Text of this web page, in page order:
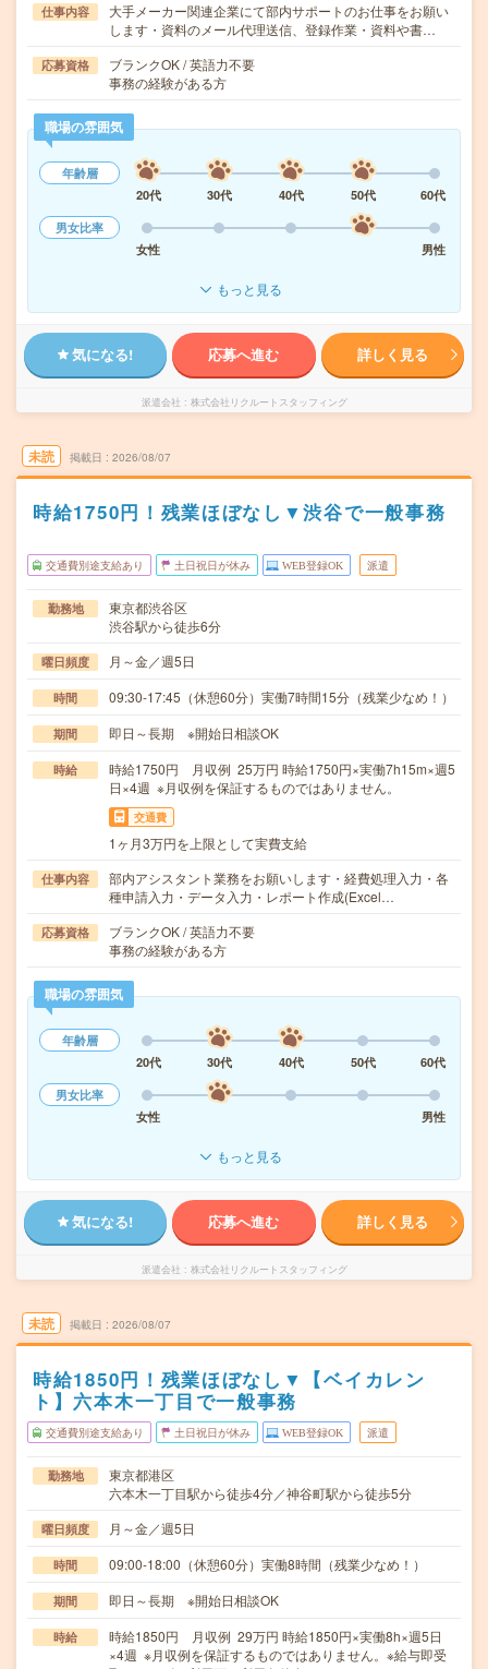
仕事内容
大手メーカー関連企業にて部内サポートのお仕事をお願い
します・資料のメール代理送信、登録作業・資料や書…
応募資格
ブランクOK / 英語力不要
事務の経験がある方
職場の雰囲気
年齢層
20代
30代 40代 50代
60代
男女比率
女性
男性
もっと見る
気になる! 応募へ進む 詳しく見る
派遣会社 株式会社リクルートスタッフィング
未読 掲載日 2026/08/07
時給1750円！残業ほぼなし▼渋谷で一般事務
交通費別途支給あり 土日祝日が休み WEB登録OK 派遣
勤務地
東京都渋谷区
渋谷駅から徒歩6分
曜日頻度 月～金／週5日
時間 09:30-17:45（休憩60分）実働7時間15分（残業少なめ！）
期間 即日～長期 ※開始日相談OK
時給
時給1750円 月収例 25万円 時給1750円×実働7h15m×週5
日×4週 ※月収例を保証するものではありません。
交通費
1ヶ月3万円を上限として実費支給
仕事内容
部内アシスタント業務をお願いします・経費処理入力・各
種申請入力・データ入力・レポート作成(Excel…
応募資格
ブランクOK / 英語力不要
事務の経験がある方
職場の雰囲気
年齢層
20代
30代 40代 50代
60代
男女比率
女性
男性
もっと見る
気になる! 応募へ進む 詳しく見る
派遣会社 株式会社リクルートスタッフィング
未読 掲載日 2026/08/07
時給1850円！残業ほぼなし▼【ベイカレン
ト】六本木一丁目で一般事務
交通費別途支給あり 土日祝日が休み WEB登録OK 派遣
勤務地
東京都港区
六本木一丁目駅から徒歩4分／神谷町駅から徒歩5分
曜日頻度 月～金／週5日
時間 09:00-18:00（休憩60分）実働8時間（残業少なめ！）
期間 即日～長期 ※開始日相談OK
時給
時給1850円 月収例 29万円 時給1850円×実働8h×週5日
×4週 ※月収例を保証するものではありません。※給与即受